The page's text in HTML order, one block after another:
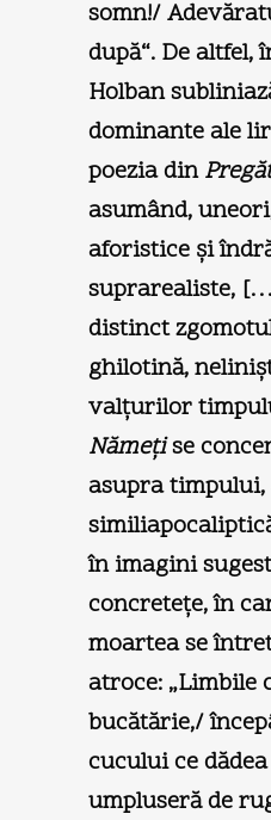
somn!/
după“. De altfel,
Holban
dominante ale
poezia din
asumând,
aforistice şi
suprarealiste,
distinct
ghilotină,
valţurilor
Nămeţise
asupra
în imagini
concreteţe, în
moartea se
atroce: „Limbile
bucătărie,/
cucului ce
umpluseră de